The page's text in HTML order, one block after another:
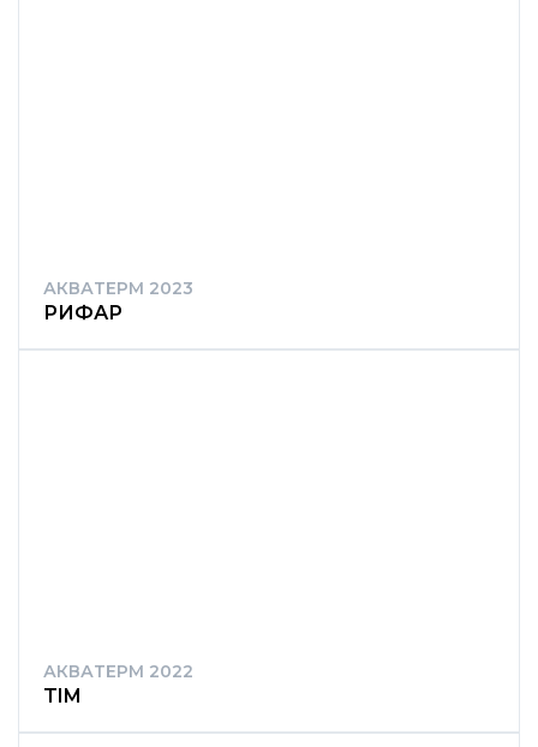
АКВАТЕРМ 2023
РИФАР
АКВАТЕРМ 2022
TIM